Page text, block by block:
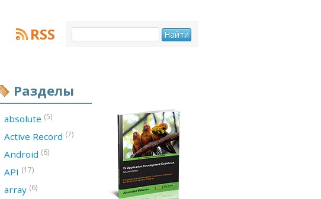
RSS
Разделы
absolute (5)
Active Record (7)
Android (6)
API (17)
array (6)